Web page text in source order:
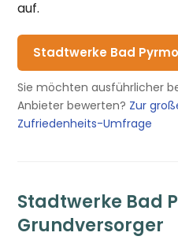
auf.
Stadtwerke Bad
Sie möchten ausführlicher
Anbieter bewerten? Zur
Zufriedenheits-Umfrage
Stadtwerke Bad
Grundversorger